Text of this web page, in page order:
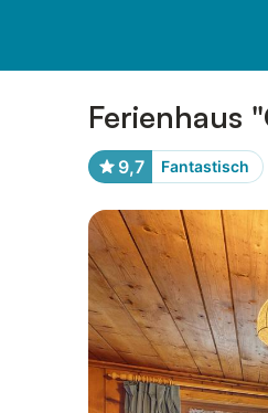
Ferienhaus
9,7 Fantastisch